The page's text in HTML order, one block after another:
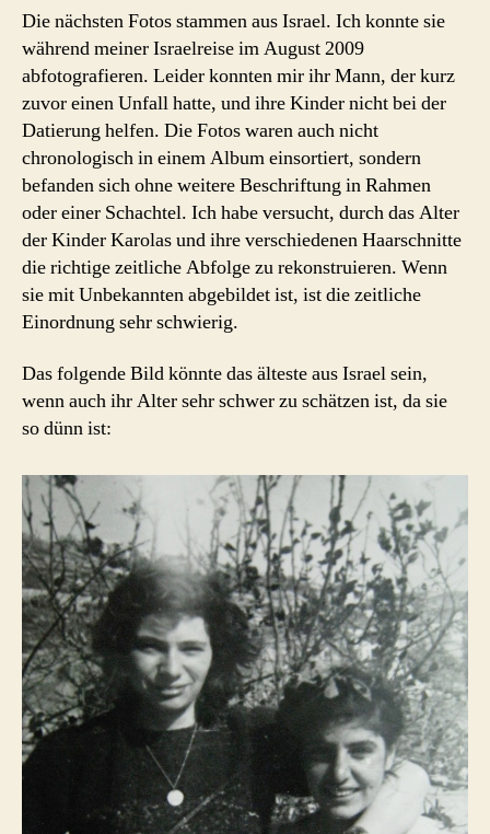
Die nächsten Fotos stammen aus Israel. Ich konnte sie
während meiner Israelreise im August 2009
abfotografieren. Leider konnten mir ihr Mann, der kurz
zuvor einen Unfall hatte, und ihre Kinder nicht bei der
Datierung helfen. Die Fotos waren auch nicht
chronologisch in einem Album einsortiert, sondern
befanden sich ohne weitere Beschriftung in Rahmen
oder einer Schachtel. Ich habe versucht, durch das Alter
der Kinder Karolas und ihre verschiedenen Haarschnitte
die richtige zeitliche Abfolge zu rekonstruieren. Wenn
sie mit Unbekannten abgebildet ist, ist die zeitliche
Einordnung sehr schwierig.
Das folgende Bild könnte das älteste aus Israel sein,
wenn auch ihr Alter sehr schwer zu schätzen ist, da sie
so dünn ist: